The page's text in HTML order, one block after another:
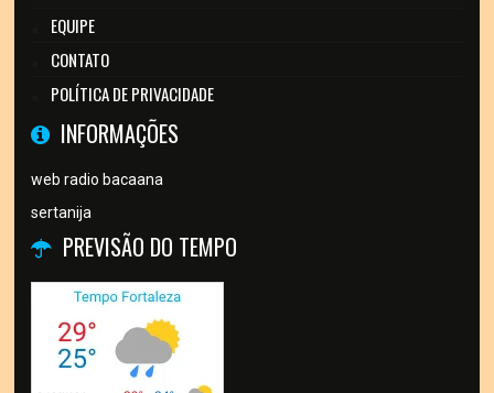
EQUIPE
CONTATO
POLÍTICA DE PRIVACIDADE
INFORMAÇÕES
web radio bacaana
sertanija
PREVISÃO DO TEMPO